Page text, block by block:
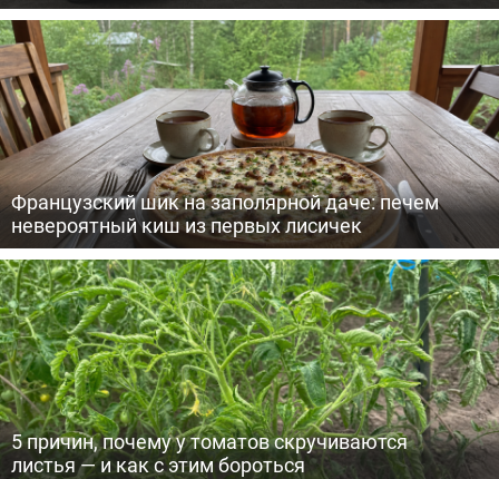
Французский шик на заполярной даче: печем
невероятный киш из первых лисичек
5 причин, почему у томатов скручиваются
листья — и как с этим бороться